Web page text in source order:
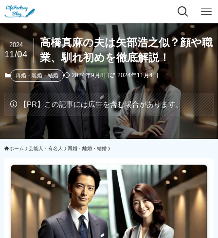
高橋真麻の夫は矢部浩之似？顔や職
業、馴れ初めを徹底解説！
2024
11/04
再婚・離婚・結婚 2024年9月8日 2024年11月4日
【PR】この記事には広告を含む場合があります。
ホーム 芸能人・有名人 再婚・離婚・結婚